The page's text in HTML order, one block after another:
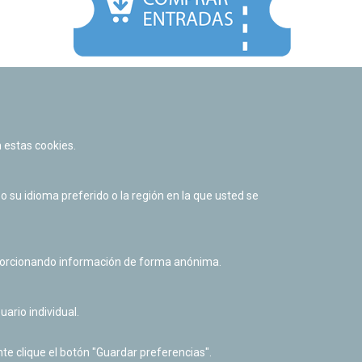
Política de cookies
Derecho de acceso a información pública
cookies.
su idioma preferido o la región en la que usted se
información de forma anónima.
individual.
clique el botón "Guardar preferencias".